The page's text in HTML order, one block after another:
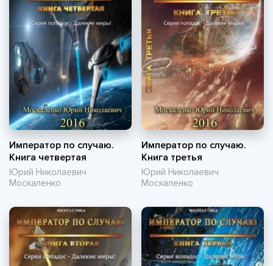
Император по случаю.
Книга четвертая
Юрий Николаевич
Москаленко
Император по случаю.
Книга третья
Юрий Николаевич
Москаленко